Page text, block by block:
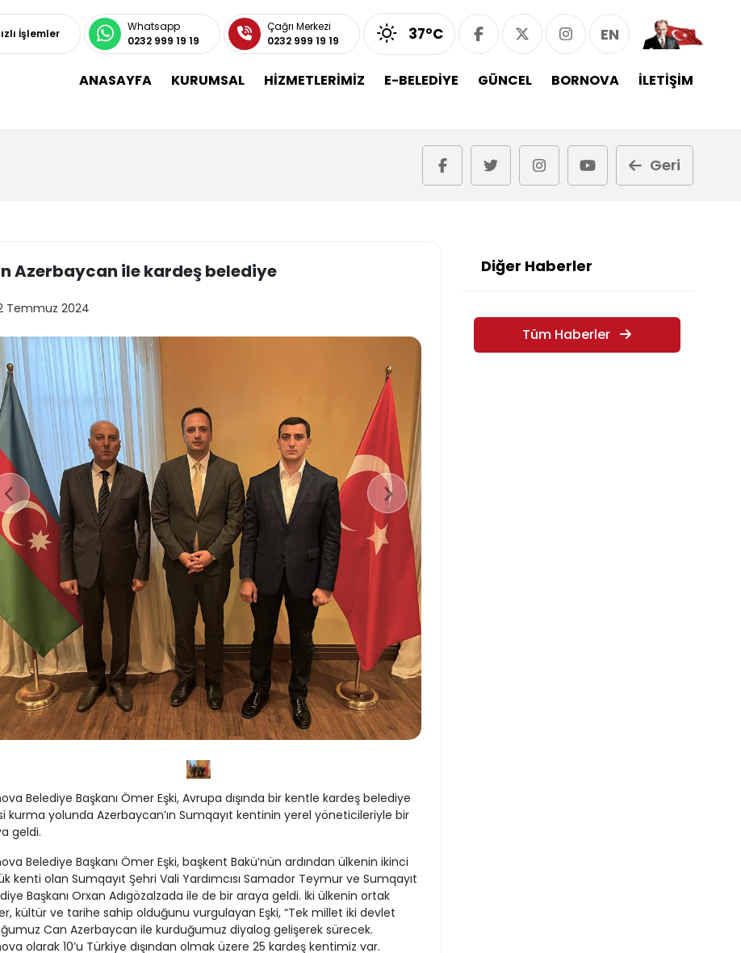
İşlemler
Whatsapp
0232 999 19 19
Çağrı Merkezi
0232 999 19 19
37°C EN
ANASAYFA KURUMSAL HİZMETLERİMİZ E-BELEDİYE GÜNCEL BORNOVA İLETİŞİM
Geri
Azerbaycan ile kardeş belediye
Temmuz 2024
Belediye Başkanı Ömer Eşki, Avrupa dışında bir kentle kardeş belediye
kurma yolunda Azerbaycan’ın Sumqayıt kentinin yerel yöneticileriyle bir
geldi.
Belediye Başkanı Ömer Eşki, başkent Bakü’nün ardından ülkenin ikinci
kenti olan Sumqayıt Şehri Vali Yardımcısı Samador Teymur ve Sumqayıt
Başkanı Orxan Adıgözalzada ile de bir araya geldi. İki ülkenin ortak
kültür ve tarihe sahip olduğunu vurgulayan Eşki, “Tek millet iki devlet
Can Azerbaycan ile kurduğumuz diyalog gelişerek sürecek.
olarak 10’u Türkiye dışından olmak üzere 25 kardeş kentimiz var.
Diğer Haberler
Tüm Haberler